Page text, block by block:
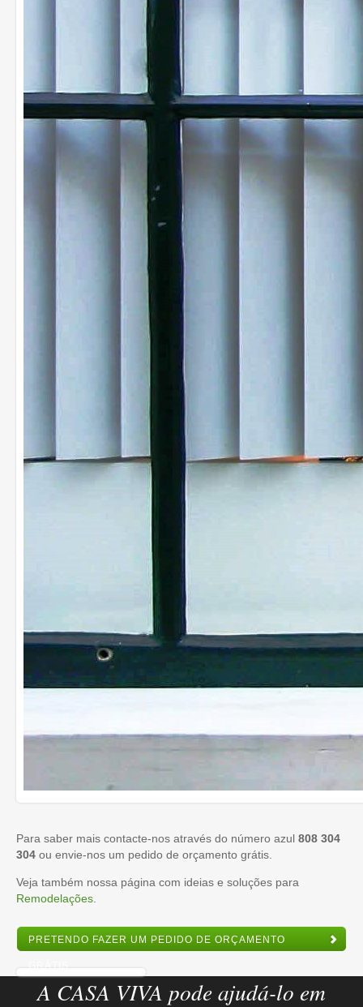
Para saber mais contacte-nos através do número azul 808 304
304 ou envie-nos um pedido de orçamento grátis.
Veja também nossa página com ideias e soluções para
Remodelações
PRETENDO FAZER UM PEDIDO DE ORÇAMENTO
GRÁTIS
A CASA VIVA pode ajudá-lo em